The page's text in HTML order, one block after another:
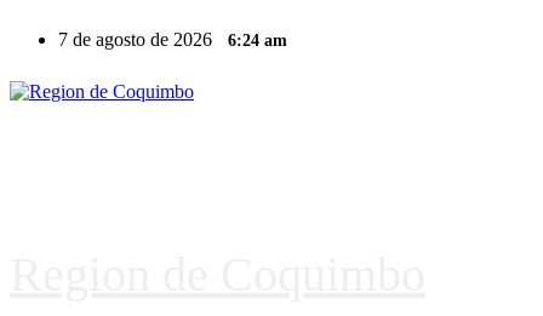
7 de agosto de 2026 6:24 am